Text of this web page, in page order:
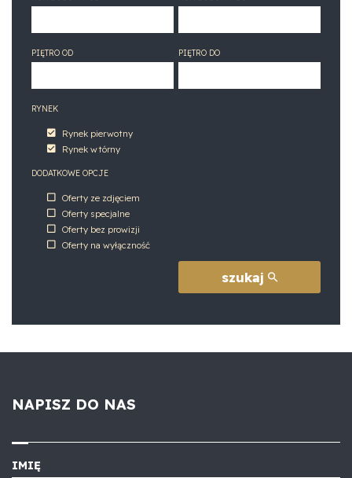
PIĘTRO OD PIĘTRO DO
RYNEK
Rynek pierwotny
Rynek wtórny
DODATKOWE OPCJE
Oferty ze zdjęciem
Oferty specjalne
Oferty bez prowizji
Oferty na wyłączność
szukaj
NAPISZ DO NAS
IMIĘ